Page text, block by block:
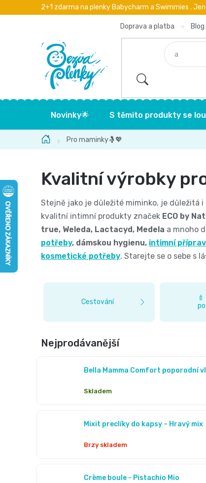
na
2+1 zdarma na plenky Babycharm a Swimmies .
Doprava a platba Blog
Novinky🌟 S těmito produkty se
DomůPro maminky🤱💖
Kvalitní výrobky
Stejně jako je důležité miminko, je důležitá i
kvalitní intimní produkty značek ECO by
true, Weleda, Lactacyd, Medela a mnoho
potřeby, dámskou hygienu, intimní
kosmetické potřeby. Starejte se o sebe s
Cestování
Nejprodávanější
Bella Mamma Comfort poporodní
Skladem
Mixit preclíky do kapsy – Hravý mix
Brzy skladem
Crème boule - Pistachio Mio